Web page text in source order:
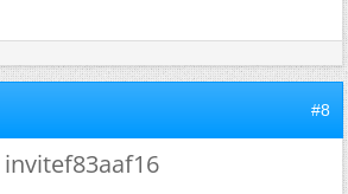
#8
invitef83aaf16